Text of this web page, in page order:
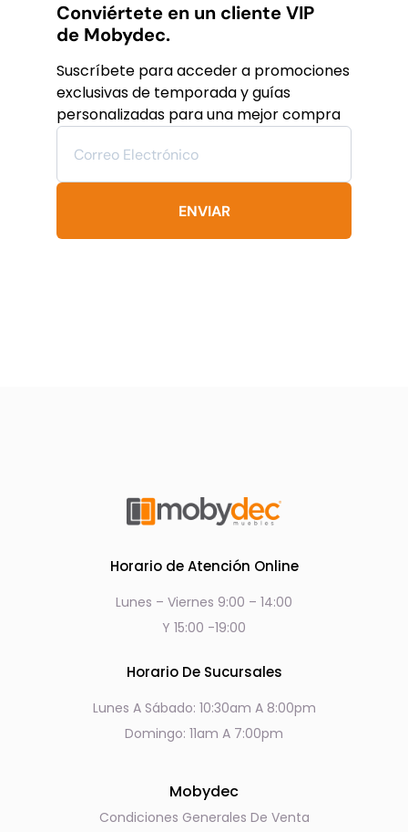
variantes.
Las
se
pueden
elegir
en
de
Conviértete en un cliente VIP
de Mobydec.
Suscríbete para acceder a promociones
exclusivas de temporada y guías
personalizadas para una mejor compra
ENVIAR
Horario de Atención Online
Lunes – Viernes 9:00 – 14:00
Y 15:00 -19:00
Horario De Sucursales
Lunes A Sábado: 10:30am A 8:00pm
Domingo: 11am A 7:00pm
Mobydec
Condiciones Generales De Venta